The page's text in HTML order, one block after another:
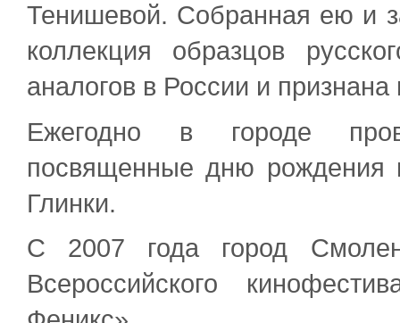
Тенишевой. Собранная ею и
коллекция образцов
аналогов в России и
Ежегодно в городе
посвященные дню рождения
Глинки.
С 2007 года город
Всероссийского